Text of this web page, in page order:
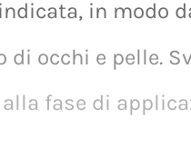
di occhi e pelle.
alla fase di